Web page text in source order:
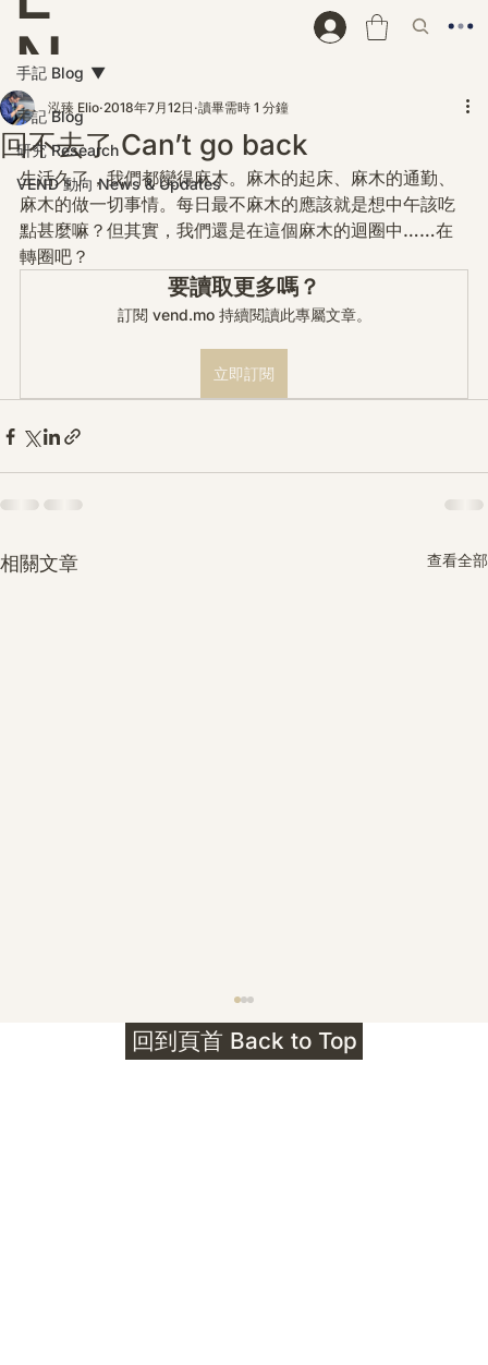
N
D
手記 Blog
研究 Research
VEND 動向 News & Updates
手記 Blog
回不去了 Can’t go back
泓臻 Elio 2018年7月12日 讀畢需時 1 分鐘
生活久了，我們都變得麻木。麻木的起床、麻木的通勤、
麻木的做一切事情。每日最不麻木的應該就是想中午該吃
點甚麼嘛？但其實，我們還是在這個麻木的迴圈中……在
轉圈吧？
要讀取更多嗎？
訂閱 vend.mo 持續閱讀此專屬文章。
立即訂閱
相關文章 查看全部
回到頁首 Back to Top